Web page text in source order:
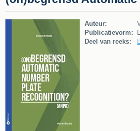
Auteur:
Publicatievorm:
Deel van reeks: